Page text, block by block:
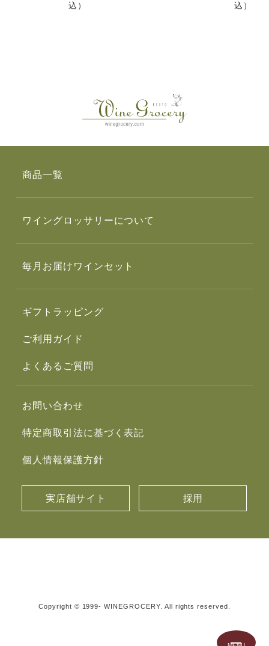
込）
込）
商品一覧
ワイングロッサリーについて
毎月お届けワインセット
ギフトラッピング
ご利用ガイド
よくあるご質問
お問い合わせ
特定商取引法に基づく表記
個人情報保護方針
実店舗サイト 採用
Copyright © 1999- WINEGROCERY. All rights reserved.